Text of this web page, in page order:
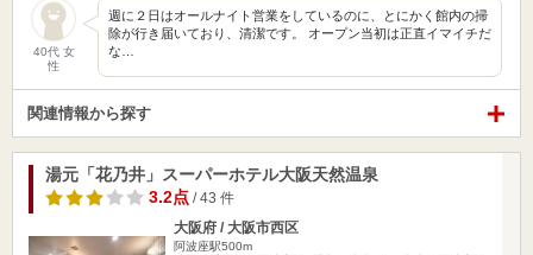
40代 女
性
週に２日はオールナイト営業をしているのに、とにかく館内の掃
除が行き届いており、清潔です。 オープン当初は正直イマイチだ
な…
関連情報から探す
湯元「花乃井」スーパーホテル大阪天然温泉
3.2点 / 43 件
大阪府 / 大阪市西区
阿波座駅500m